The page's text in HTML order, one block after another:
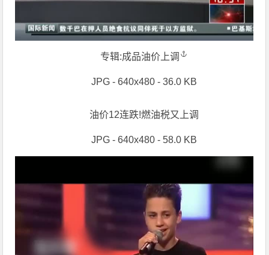
专辑:成品油价上调
JPG - 640x480 - 36.0 KB
油价12连跌!燃油税又上调
JPG - 640x480 - 58.0 KB